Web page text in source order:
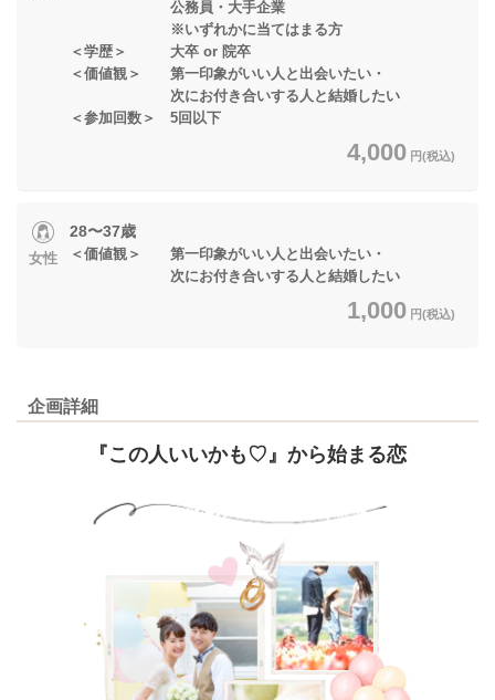
公務員・大手企業
※いずれかに当てはまる方
＜学歴＞ 大卒 or 院卒
＜価値観＞ 第一印象がいい人と出会いたい・
次にお付き合いする人と結婚したい
＜参加回数＞ 5回以下
4,000 円(税込)
女性
28〜37歳
＜価値観＞ 第一印象がいい人と出会いたい・
次にお付き合いする人と結婚したい
1,000 円(税込)
企画詳細
『この人いいかも♡』から始まる恋